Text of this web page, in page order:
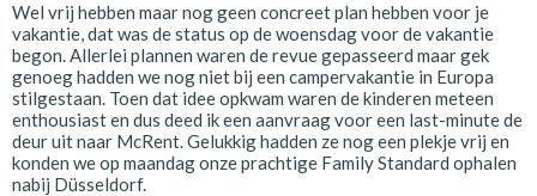
Wel vrij hebben maar nog geen concreet plan hebben voor je
vakantie, dat was de status op de woensdag voor de vakantie
begon. Allerlei plannen waren de revue gepasseerd maar gek
genoeg hadden we nog niet bij een campervakantie in Europa
stilgestaan. Toen dat idee opkwam waren de kinderen meteen
enthousiast en dus deed ik een aanvraag voor een last-minute de
deur uit naar McRent. Gelukkig hadden ze nog een plekje vrij en
konden we op maandag onze prachtige Family Standard ophalen
nabij Düsseldorf.